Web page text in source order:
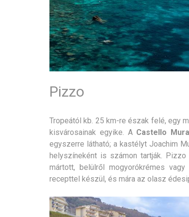
Pizzo
Tropeától kb. 25 km-re észak felé, egy
kisvárosainak egyike. A Castello
egyszerre látható; a kastélyt Joachim
helyszíneként is számon tartják. Pizzo
mártott, belülről mogyorókrémes
recepttel készül, és mára az olasz